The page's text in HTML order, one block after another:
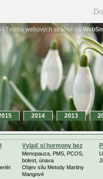
|Tvorba webových stránek na
2013
2014
Vylaď si hormony bez
léků
Menopauza, PMS, PCOS,
bolest, únava
Objev sílu Metody Martiny
Mangové